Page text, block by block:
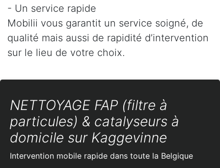
- Un service rapide
Mobilii vous garantit un service soigné, de
qualité mais aussi de rapidité d’intervention
sur le lieu de votre choix.
NETTOYAGE FAP (filtre à
particules) & catalyseurs à
domicile sur Kaggevinne
Intervention mobile rapide dans toute la Belgique